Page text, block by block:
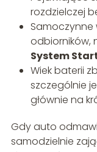
rozdzielczej
Samoczynne
odbiorników,
System
Wiek baterii
szczególnie
głównie na
Gdy auto
samodzielnie